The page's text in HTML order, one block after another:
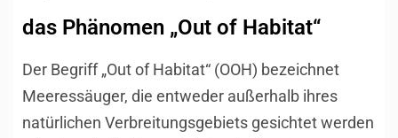
das Phänomen „Out of Habitat“
Der Begriff „Out of Habitat“ (OOH) bezeichnet
Meeressäuger, die entweder außerhalb ihres
natürlichen Verbreitungsgebiets gesichtet werden